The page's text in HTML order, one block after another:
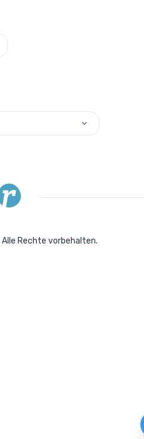
Alle Rechte vorbehalten.